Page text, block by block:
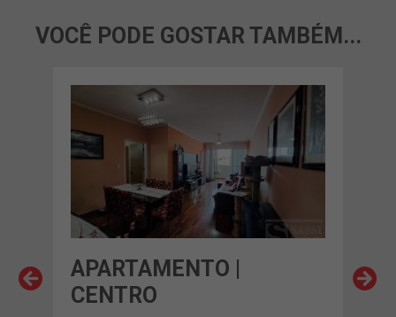
VOCÊ PODE GOSTAR TAMBÉM...
APARTAMENTO |
CENTRO